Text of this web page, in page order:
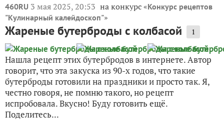
460RU 3 мая 2025, 20:53 на конкурс «Конкурс рецептов
"Кулинарный калейдоскоп"»
Жареные бутерброды с колбасой 1
Нашла рецепт этих бутербродов в интернете. Автор
говорит, что эта закуска из 90-х годов, что такие
бутерброды готовили на праздники и просто так. Я,
честно говоря, не помню такого, но рецепт
испробовала. Вкусно! Буду готовить ещё.
Поделитесь...